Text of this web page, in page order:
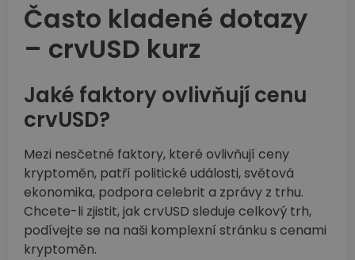
Často kladené dotazy
– crvUSD kurz
Jaké faktory ovlivňují cenu
crvUSD?
Mezi nesčetné faktory, které ovlivňují ceny
kryptoměn, patří politické události, světová
ekonomika, podpora celebrit a zprávy z trhu.
Chcete-li zjistit, jak crvUSD sleduje celkový trh,
podívejte se na naši komplexní stránku s cenami
kryptoměn.